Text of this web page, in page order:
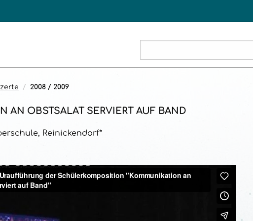
2008 / 2009
AN OBSTSALAT SERVIERT AUF BAND
Reinickendorf*